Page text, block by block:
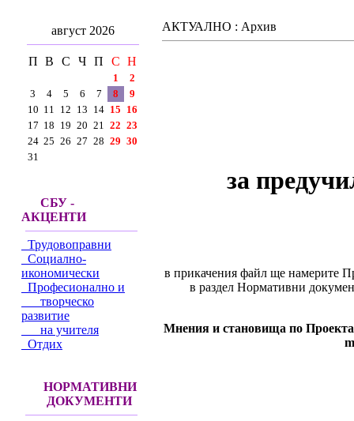
август 2026
П В С Ч П С Н
1
2
3
4 5 6 7 8
9
10 11 12 13 14 15 16
17 18 19 20 21 22 23
24 25 26 27 28 29 30
31
СБУ -
АКЦЕНТИ
Трудовоправни
Социално-
икономически
Професионално и
творческо
развитие
на учителя
Отдих
НОРМАТИВНИ
ДОКУМЕНТИ
АКТУАЛНО : Архив
за
в прикачения файл ще намерите
в раздел Нормативни
Мнения и становища по